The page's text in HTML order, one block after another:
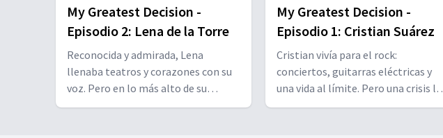
una fe firme y un Dios que nunca lo
ha soltado.
giro radical a su vida.
My Greatest Decision -
Episodio 2: Lena de la Torre
Reconocida y admirada, Lena
llenaba teatros y corazones con su
voz. Pero en lo más alto de su
carrera, algo empezó a faltarle… un
My Greatest Decision -
Episodio 1: Cristian Suárez
Cristian vivía para el rock:
conciertos, guitarras eléctricas y
una vida al límite. Pero una crisis lo
dejó sin rumbo… y una llamada